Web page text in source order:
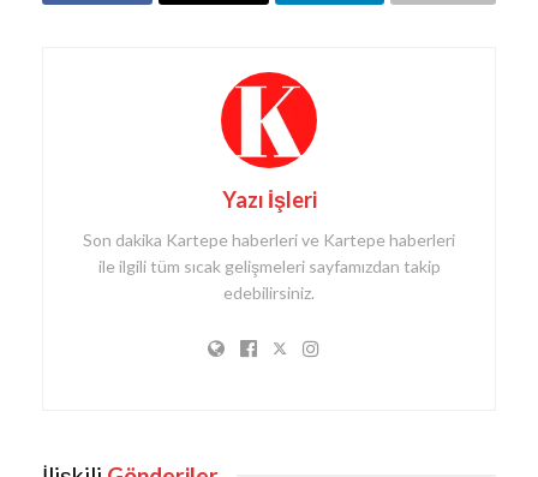
Yazı İşleri
Son dakika Kartepe haberleri ve Kartepe haberleri
ile ilgili tüm sıcak gelişmeleri sayfamızdan takip
edebilirsiniz.